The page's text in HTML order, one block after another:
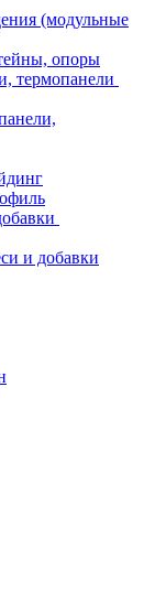
(модульные
опоры
термопанели
и добавки